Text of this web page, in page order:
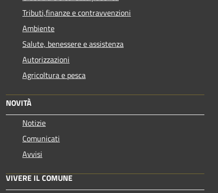
Tributi,finanze e contravvenzioni
Ambiente
Salute, benessere e assistenza
Autorizzazioni
Agricoltura e pesca
NOVITÀ
Notizie
Comunicati
Avvisi
VIVERE IL COMUNE